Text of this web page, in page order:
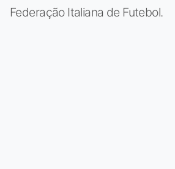
Federação Italiana de Futebol.